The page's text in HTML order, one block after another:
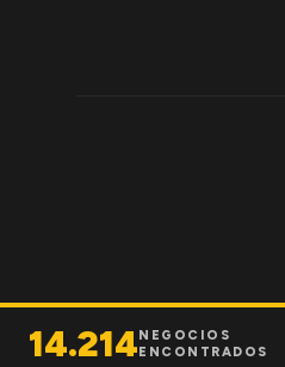
14.214NEGOCIOS
ENCONTRADOS